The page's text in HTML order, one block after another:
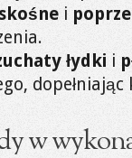
skośne i
łydki i
w